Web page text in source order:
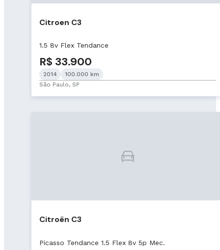
Citroen C3
1.5 8v Flex Tendance
R$ 33.900
2014
100.000 km
São Paulo, SP
Citroën C3
Picasso Tendance 1.5 Flex 8v 5p Mec.